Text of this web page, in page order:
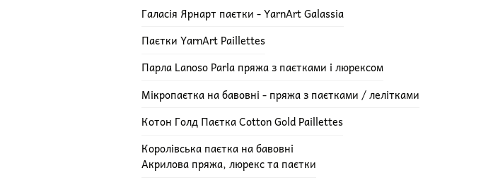
Галасія Ярнарт паєтки - YarnArt Galassia
Паєтки YarnArt Paillettes
Парла Lanoso Parla пряжа з паєтками і люрексом
Мікропаєтка на бавовні - пряжа з паєтками / лелітками
Котон Голд Паєтка Cotton Gold Paillettes
Королівська паєтка на бавовні
Акрилова пряжа, люрекс та паєтки